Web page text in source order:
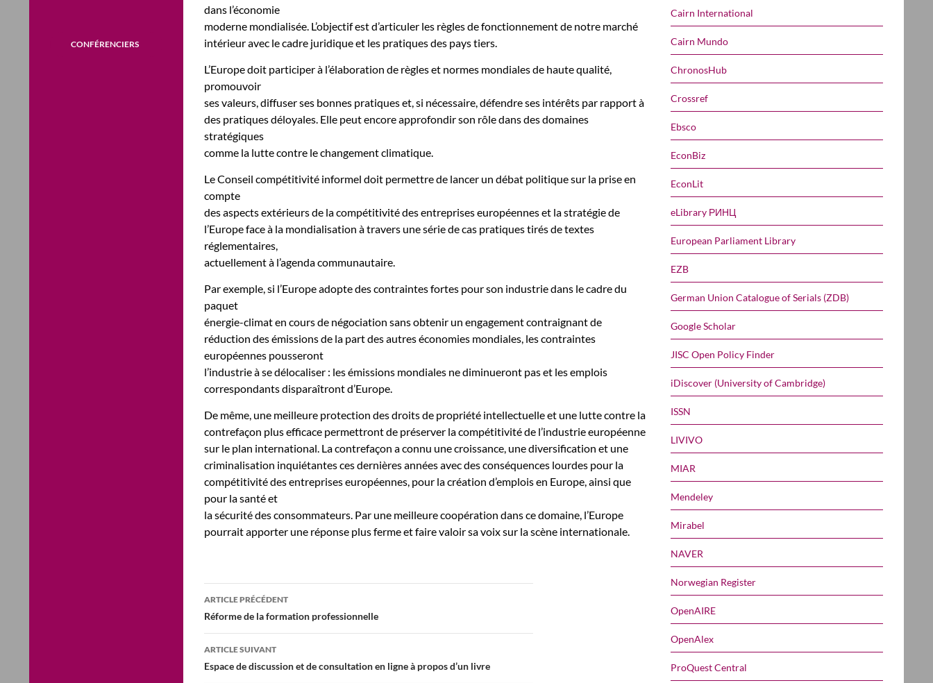
dans l’économie
moderne mondialisée. L’objectif est d’articuler les règles de fonctionnement de notre marché
intérieur avec le cadre juridique et les pratiques des pays tiers.
L’Europe doit participer à l’élaboration de règles et normes mondiales de haute qualité,
promouvoir
ses valeurs, diffuser ses bonnes pratiques et, si nécessaire, défendre ses intérêts par rapport à
des pratiques déloyales. Elle peut encore approfondir son rôle dans des domaines
stratégiques
comme la lutte contre le changement climatique.
Le Conseil compétitivité informel doit permettre de lancer un débat politique sur la prise en
compte
des aspects extérieurs de la compétitivité des entreprises européennes et la stratégie de
l’Europe face à la mondialisation à travers une série de cas pratiques tirés de textes
réglementaires,
actuellement à l’agenda communautaire.
Par exemple, si l’Europe adopte des contraintes fortes pour son industrie dans le cadre du
paquet
énergie-climat en cours de négociation sans obtenir un engagement contraignant de
réduction des émissions de la part des autres économies mondiales, les contraintes
européennes pousseront
l’industrie à se délocaliser : les émissions mondiales ne diminueront pas et les emplois
correspondants disparaîtront d’Europe.
De même, une meilleure protection des droits de propriété intellectuelle et une lutte contre la
contrefaçon plus efficace permettront de préserver la compétitivité de l’industrie européenne
sur le plan international. La contrefaçon a connu une croissance, une diversification et une
criminalisation inquiétantes ces dernières années avec des conséquences lourdes pour la
compétitivité des entreprises européennes, pour la création d’emplois en Europe, ainsi que
pour la santé et
la sécurité des consommateurs. Par une meilleure coopération dans ce domaine, l’Europe
pourrait apporter une réponse plus ferme et faire valoir sa voix sur la scène internationale.
Navigation
des
articles
ARTICLE PRÉCÉDENT
Réforme de la formation professionnelle
ARTICLE SUIVANT
Espace de discussion et de consultation en ligne à propos d’un livre
Cairn International
Cairn Mundo
ChronosHub
Crossref
Ebsco
EconBiz
EconLit
eLibrary РИНЦ
European Parliament Library
EZB
German Union Catalogue of Serials (ZDB)
Google Scholar
JISC Open Policy Finder
iDiscover (University of Cambridge)
ISSN
LIVIVO
MIAR
Mendeley
Mirabel
NAVER
Norwegian Register
OpenAIRE
OpenAlex
ProQuest Central
CONFÉRENCIERS